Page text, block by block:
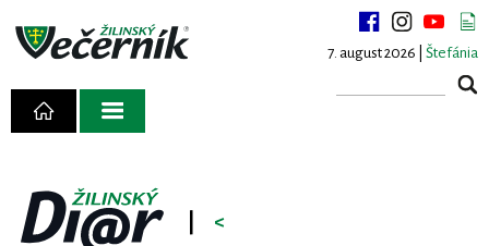
7. august 2026 | Štefánia
<